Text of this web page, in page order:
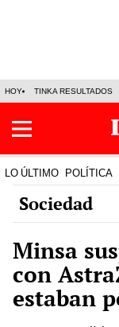
HOY TINKA RESULTADOS
LO ÚLTIMO POLÍTICA
Sociedad
Minsa
con
estaban